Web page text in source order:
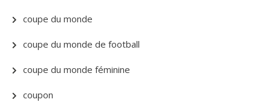
coupe du monde
coupe du monde de football
coupe du monde féminine
coupon